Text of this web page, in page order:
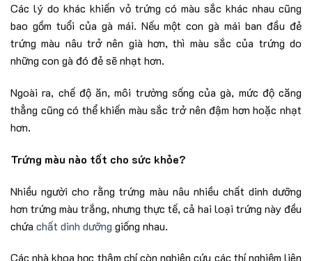
Các lý do khác khiến vỏ trứng có màu sắc khác nhau cũng
bao gồm tuổi của gà mái. Nếu một con gà mái ban đầu đẻ
trứng màu nâu trở nên già hơn, thì màu sắc của trứng do
những con gà đó đẻ sẽ nhạt hơn.
Ngoài ra, chế độ ăn, môi trường sống của gà, mức độ căng
thẳng cũng có thể khiến màu sắc trở nên đậm hơn hoặc nhạt
hơn.
Trứng màu nào tốt cho sức khỏe?
Nhiều người cho rằng trứng màu nâu nhiều chất dinh dưỡng
hơn trứng màu trắng, nhưng thực tế, cả hai loại trứng này đều
chứa chất dinh dưỡng giống nhau.
Các nhà khoa học thậm chí còn nghiên cứu các thí nghiệm liên